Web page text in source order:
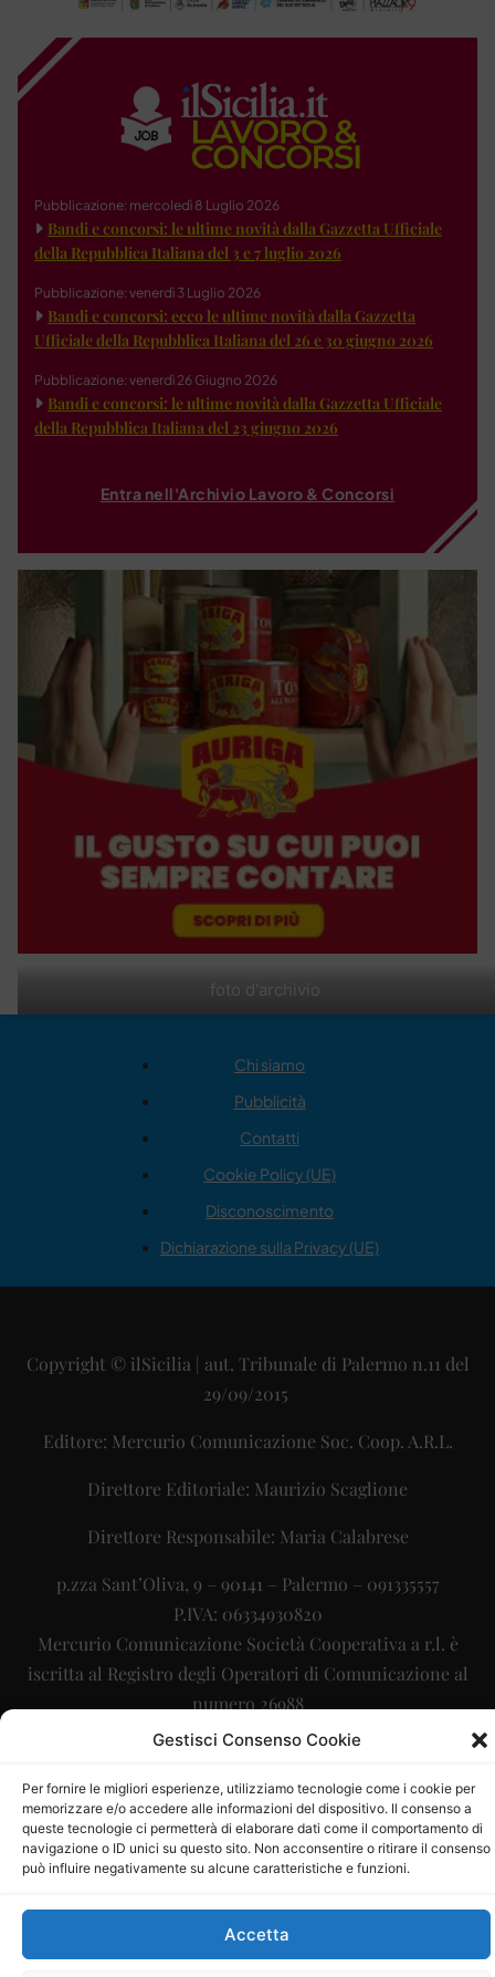
Gestisci Consenso Cookie
Per fornire le migliori esperienze, utilizziamo tecnologie come i cookie per
memorizzare e/o accedere alle informazioni del dispositivo. Il consenso a
queste tecnologie ci permetterà di elaborare dati come il comportamento di
navigazione o ID unici su questo sito. Non acconsentire o ritirare il consenso
può influire negativamente su alcune caratteristiche e funzioni.
Accetta
foto d'archivio
Pubblicazione: mercoledì 8 Luglio 2026
Bandi e concorsi: le ultime novità dalla Gazzetta Ufficiale
della Repubblica Italiana del 3 e 7 luglio 2026
Pubblicazione: venerdì 3 Luglio 2026
Bandi e concorsi: ecco le ultime novità dalla Gazzetta
Ufficiale della Repubblica Italiana del 26 e 30 giugno 2026
Pubblicazione: venerdì 26 Giugno 2026
Bandi e concorsi: le ultime novità dalla Gazzetta Ufficiale
della Repubblica Italiana del 23 giugno 2026
Entra nell'Archivio Lavoro & Concorsi
Chi siamo
Pubblicità
Contatti
Cookie Policy (UE)
Disconoscimento
Dichiarazione sulla Privacy (UE)
Copyright © ilSicilia | aut. Tribunale di Palermo n.11 del
29/09/2015
Editore: Mercurio Comunicazione Soc. Coop. A.R.L.
Direttore Editoriale: Maurizio Scaglione
Direttore Responsabile: Maria Calabrese
p.zza Sant’Oliva, 9 – 90141 – Palermo – 091335557
P.IVA: 06334930820
Mercurio Comunicazione Società Cooperativa a r.l. è
iscritta al Registro degli Operatori di Comunicazione al
numero 26988
Sito gestito daLa Digitale srl– info@ladigitale.it